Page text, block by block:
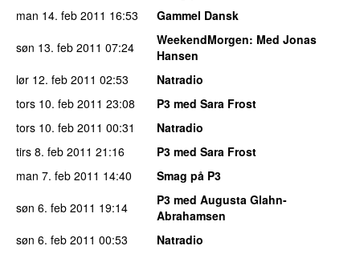
man 14. feb 2011 16:53
Gammel Dansk
søn 13. feb 2011 07:24 WeekendMorgen: Med Jonas
Hansen
lør 12. feb 2011 02:53
Natradio
tors 10. feb 2011 23:08
P3 med Sara Frost
tors 10. feb 2011 00:31
Natradio
tirs 8. feb 2011 21:16
P3 med Sara Frost
man 7. feb 2011 14:40
Smag på P3
søn 6. feb 2011 19:14
P3 med Augusta Glahn-
Abrahamsen
søn 6. feb 2011 00:53
Natradio